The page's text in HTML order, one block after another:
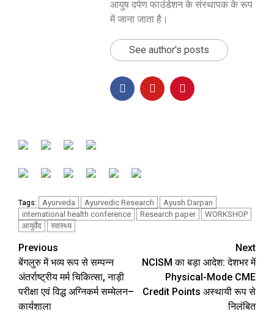
आयुष दर्पण फाउंडेशन के संस्थापक के रूप
में जाना जाता है।
See author's posts
Tags: Ayurveda Ayurvedic Research
Ayush Darpan
international health conference
Research paper
WORKSHOP
आयुर्वेद
स्वास्थ्य
Previous
बेंगलुरु में भव्य रूप से सम्पन्न
अंतर्राष्ट्रीय मर्म चिकित्सा, नाड़ी
परीक्षा एवं विद्ध अग्निकर्म सम्मेलन–
कार्यशाला
Next
NCISM का बड़ा आदेश: देशभर में
Physical-Mode CME
Credit Points अस्थायी रूप से
निलंबित